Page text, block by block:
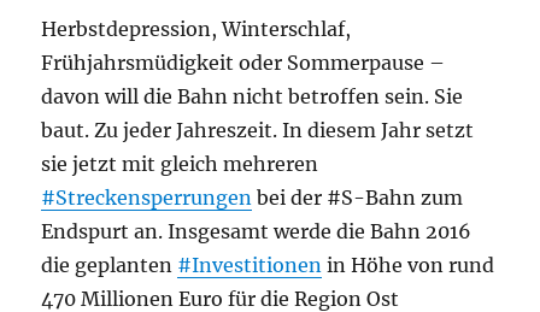
Herbstdepression, Winterschlaf,
Frühjahrsmüdigkeit oder Sommerpause –
davon will die Bahn nicht betroffen sein. Sie
baut. Zu jeder Jahreszeit. In diesem Jahr setzt
sie jetzt mit gleich mehreren
#Streckensperrungen bei der #S-Bahn zum
Endspurt an. Insgesamt werde die Bahn 2016
die geplanten #Investitionen in Höhe von rund
470 Millionen Euro für die Region Ost